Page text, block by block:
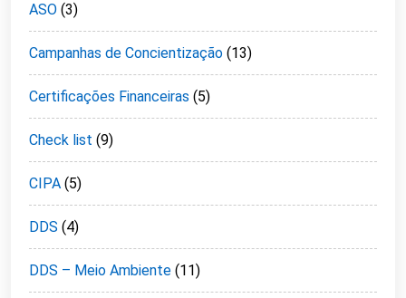
ASO (3)
Campanhas de Concientização (13)
Certificações Financeiras (5)
Check list (9)
CIPA (5)
DDS (4)
DDS – Meio Ambiente (11)